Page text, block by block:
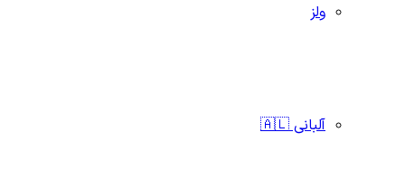
ولز
آلبانی 🇦🇱